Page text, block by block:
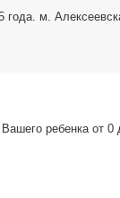
го­да. м.
Ва­ше­го ре­бен­ка от